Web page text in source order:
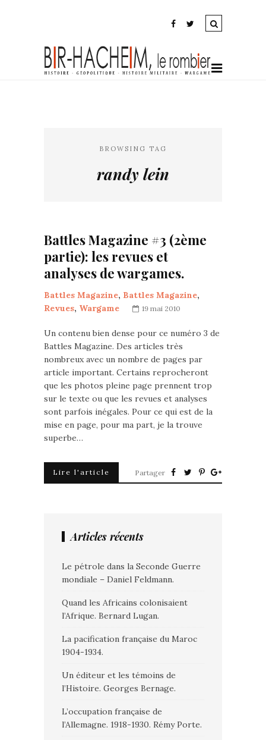
BROWSING TAG
randy lein
Battles Magazine #3 (2ème
partie): les revues et
analyses de wargames.
Battles Magazine, Battles Magazine,
Revues, Wargame 19 mai 2010
Un contenu bien dense pour ce numéro 3 de
Battles Magazine. Des articles très
nombreux avec un nombre de pages par
article important. Certains reprocheront
que les photos pleine page prennent trop
sur le texte ou que les revues et analyses
sont parfois inégales. Pour ce qui est de la
mise en page, pour ma part, je la trouve
superbe…
Lire l'article Partager
Articles récents
Le pétrole dans la Seconde Guerre
mondiale – Daniel Feldmann.
Quand les Africains colonisaient
l’Afrique. Bernard Lugan.
La pacification française du Maroc
1904-1934.
Un éditeur et les témoins de
l’Histoire. Georges Bernage.
L’occupation française de
l’Allemagne. 1918-1930. Rémy Porte.